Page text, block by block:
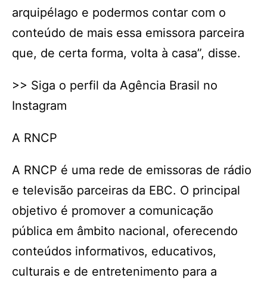
arquipélago e podermos contar com o
conteúdo de mais essa emissora parceira
que, de certa forma, volta à casa”, disse.
>> Siga o perfil da Agência Brasil no
Instagram
A RNCP
A RNCP é uma rede de emissoras de rádio
e televisão parceiras da EBC. O principal
objetivo é promover a comunicação
pública em âmbito nacional, oferecendo
conteúdos informativos, educativos,
culturais e de entretenimento para a